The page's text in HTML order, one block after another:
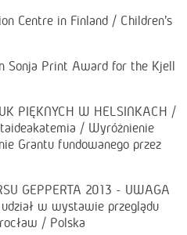
Centre in Finland / Children's
Sonja Print Award for the Kjell
PIĘKNYCH W HELSINKACH /
/ Wyróżnienie
Grantu fundowanego przez
GEPPERTA 2013 - UWAGA
w wystawie przeglądu
/ Polska